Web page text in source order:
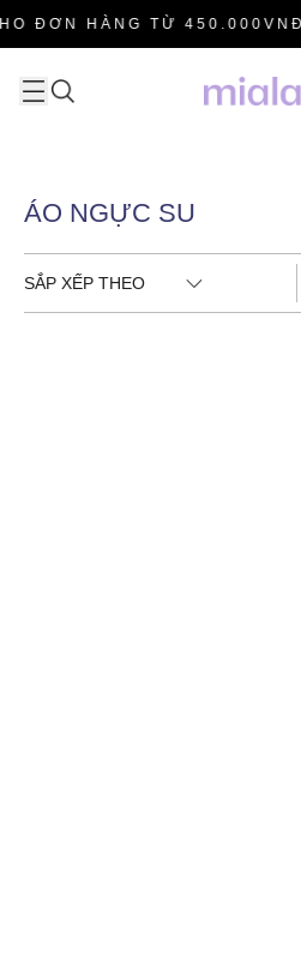
ĐƠN HÀNG TỪ 450.000VNĐ
ÁO NGỰC SU
SẮP XẾP THEO